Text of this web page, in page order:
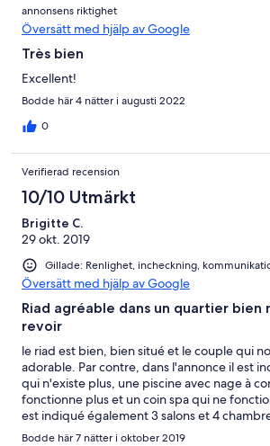
annonsens riktighet
Översätt med hjälp av Google
Très bien
Excellent!
Bodde här 4 nätter i augusti 2022
0
Verifierad recension
10/10 Utmärkt
Brigitte C.
29 okt. 2019
Gillade: Renlighet, incheckning,
Översätt med hjälp av Google
Riad agréable dans un quartier bien
revoir
le riad est bien, bien situé et le couple qui
adorable. Par contre, dans l'annonce il est
qui n'existe plus, une piscine avec nage à
fonctionne plus et un coin spa qui ne
est indiqué également 3 salons et 4
et 3 chambres soit 2 salons et 4 chambres.
Bodde här 7 nätter i oktober 2019